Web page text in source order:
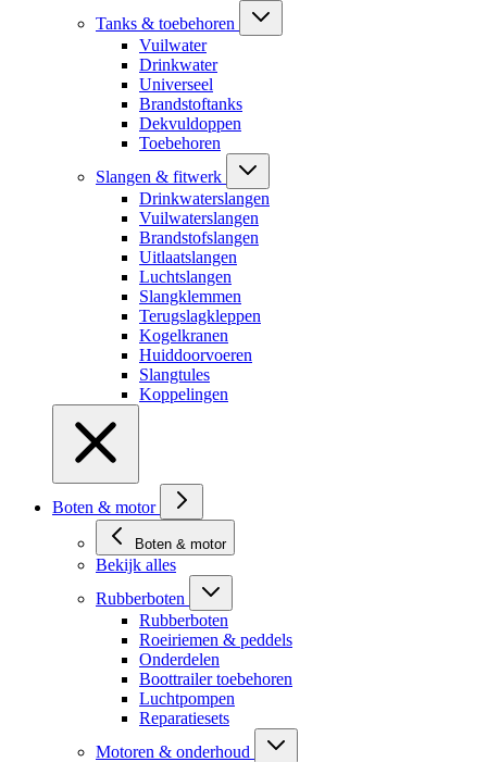
Tanks & toebehoren
Vuilwater
Drinkwater
Universeel
Brandstoftanks
Dekvuldoppen
Toebehoren
Slangen & fitwerk
Drinkwaterslangen
Vuilwaterslangen
Brandstofslangen
Uitlaatslangen
Luchtslangen
Slangklemmen
Terugslagkleppen
Kogelkranen
Huiddoorvoeren
Slangtules
Koppelingen
Boten & motor
Boten & motor
Bekijk alles
Rubberboten
Rubberboten
Roeiriemen & peddels
Onderdelen
Boottrailer toebehoren
Luchtpompen
Reparatiesets
Motoren & onderhoud